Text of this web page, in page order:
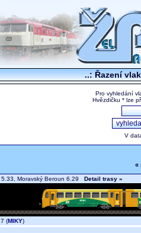
..: Řazení
Pro vyhledání
Hvězdičku * lze
V
«
5.33, Moravský Beroun 6.29 Detail trasy »
(MIKY)